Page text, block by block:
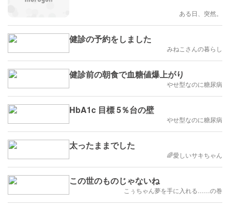
ある日、突然。
健診の予約をしました
みねこさんの暮らし
健診前の朝食で血糖値爆上がり
やせ型なのに糖尿病
HbA1c 目標 5％台の壁
やせ型なのに糖尿病
太ったままでした
🌈愛しいサキちゃん
この世のものじゃないね
こぅちゃん夢を手に入れる……の巻